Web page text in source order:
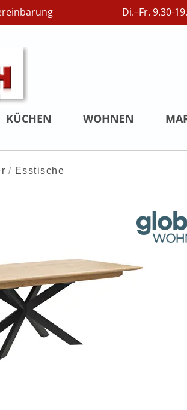
Di.–Fr. 9.30-
KÜCHEN WOHNEN
Esstische